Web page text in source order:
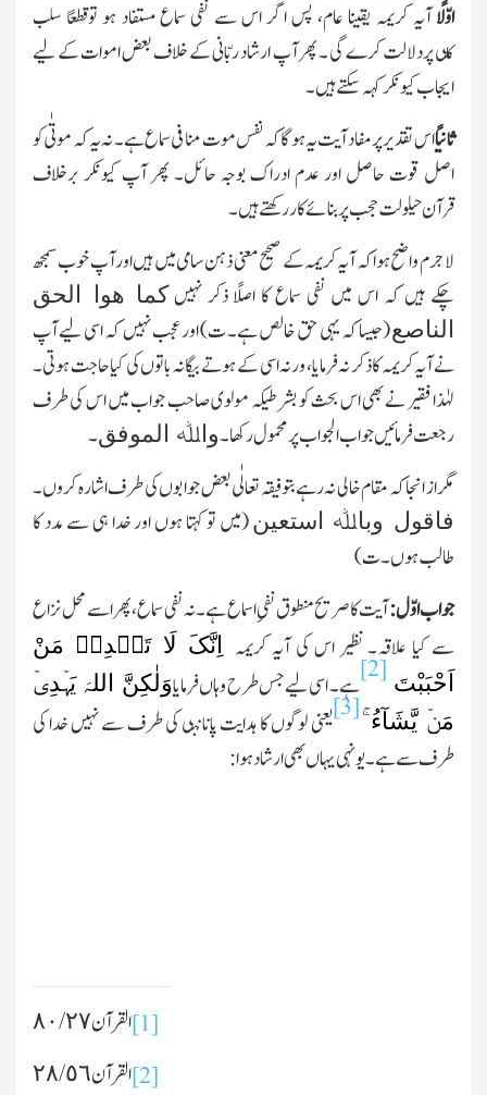
اوّلًاآیہ کریمہ یقینا عام، پس اگر اس سے نفی سماع مستفاد ہو توقطعًا سلب
کلیپردلالت کرے گی ۔ پھر آپ ارشاد ربّانی کے خلاف بعض اموات کے لیے
ایجاب کیونکر کہہ سکتے ہیں۔
ثانیًااس تقدیر پر مفاد آیت یہ ہو گاکہ نفس موت منافی سماع ہے۔ نہ یہ کہ موتٰی کو
اصل قوت حاصل اور عدم ادراك بوجہ حائل۔ پھر آپ کیونکر برخلاف
قرآنحیلولتحجب پر بنائے کار رکھتے ہیں۔
لا جرم واضح ہوا کہ آیہ کریمہ کے صحیح معنی ذہن سامیمیںہیں اور آپ خوب سمجھ
چکے ہیںکہ اس میں نفی سماع کا اصلًا ذکر نہیںکما ھوا الحق
الناصع(جیسا کہ یہی حق خالص ہے۔ ت) اور عجب نہیں کہ اسی لیے آپ
نے آیہ کریمہ کا ذکر نہ فرمایا، ورنہ اسی کے ہوتے بیگانہ باتوں کی کیا حاجت ہوتی۔
لہٰذا فقیر نے بھی اس بحث کو بشرطیکہ مولوی صاحب جواب میں اس کی طرف
رجعت فرمائیں جو اب الجواب پرمحمول رکھا۔واﷲ الموفق۔
مگر از انجا کہ مقام خالی نہ رہے بتو فیقہ تعالٰی بعض جوابوں کی طرف اشارہ کروں۔
فاقول وباﷲ استعین(میں تو کہتا ہوںاور خدا ہی سے مدد کا
طالب ہوں۔ ت)
جواب اوّل:آیت کا صریح منطوق نفیِ اسماع ہے۔ نہ نفی سماع، پھرا سے محل نزاع
سے کیا علاقہ۔ نظیر اس کی آیہ کریمہ اِنَّکَ لَا تَہۡدِیۡ مَنْ
اَحْبَبْتَ [2]ہے۔ اسی لیے جس طرح وہاں فرمایاوَلٰکِنَّ اللہَ یَہۡدِیۡ
مَنۡ یَّشَآءُ ۚ[3]یعنی لوگوں کا ہدایت پانانبی کی طرف سے نہیں خدا کی
طرف سے ہے۔یو نہی یہاںبھی ارشاد ہوا:
[1]القرآن ٢٧ /٨٠
[2]القرآن ٢٨/٥٦